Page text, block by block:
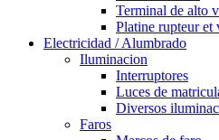
Terminal de alto
Platine rupteur et
Electricidad / Alumbrado
Iluminacion
Interruptores
Luces de
Diversos
Faros